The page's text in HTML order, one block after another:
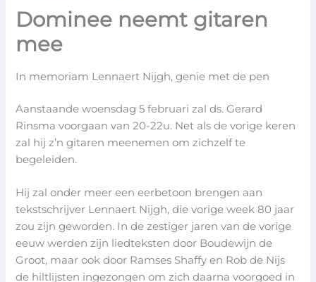
Dominee neemt gitaren
mee
In memoriam Lennaert Nijgh, genie met de pen
Aanstaande woensdag 5 februari zal ds. Gerard
Rinsma voorgaan van 20-22u. Net als de vorige keren
zal hij z’n gitaren meenemen om zichzelf te
begeleiden.
Hij zal onder meer een eerbetoon brengen aan
tekstschrijver Lennaert Nijgh, die vorige week 80 jaar
zou zijn geworden. In de zestiger jaren van de vorige
eeuw werden zijn liedteksten door Boudewijn de
Groot, maar ook door Ramses Shaffy en Rob de Nijs
de hiltlijsten ingezongen om zich daarna voorgoed in